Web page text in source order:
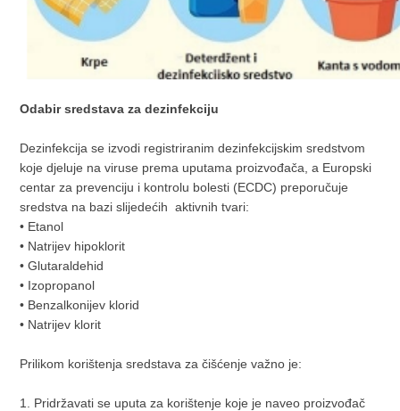
Odabir sredstava za dezinfekciju
Dezinfekcija se izvodi registriranim dezinfekcijskim sredstvom
koje djeluje na viruse prema uputama proizvođača, a Europski
centar za prevenciju i kontrolu bolesti (ECDC) preporučuje
sredstva na bazi slijedećih aktivnih tvari:
• Etanol
• Natrijev hipoklorit
• Glutaraldehid
• Izopropanol
• Benzalkonijev klorid
• Natrijev klorit
Prilikom korištenja sredstava za čišćenje važno je:
1. Pridržavati se uputa za korištenje koje je naveo proizvođač